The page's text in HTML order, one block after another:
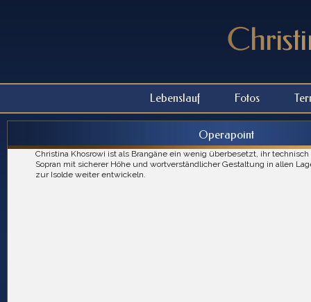
Lebenslauf Fotos
Operapoint
Christina Khosrowi ist als Brangäne ein wenig überbesetzt, ihr
Sopran mit sicherer Höhe und wortverständlicher Gestaltung in allen
zur Isolde weiter entwickeln.